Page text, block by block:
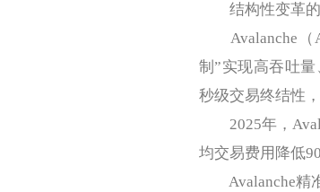
结构性变革的
Avalanche（
制”实现高吞吐量
秒级交易终结性
2025年，
均交易费用降低
Avalanche精准